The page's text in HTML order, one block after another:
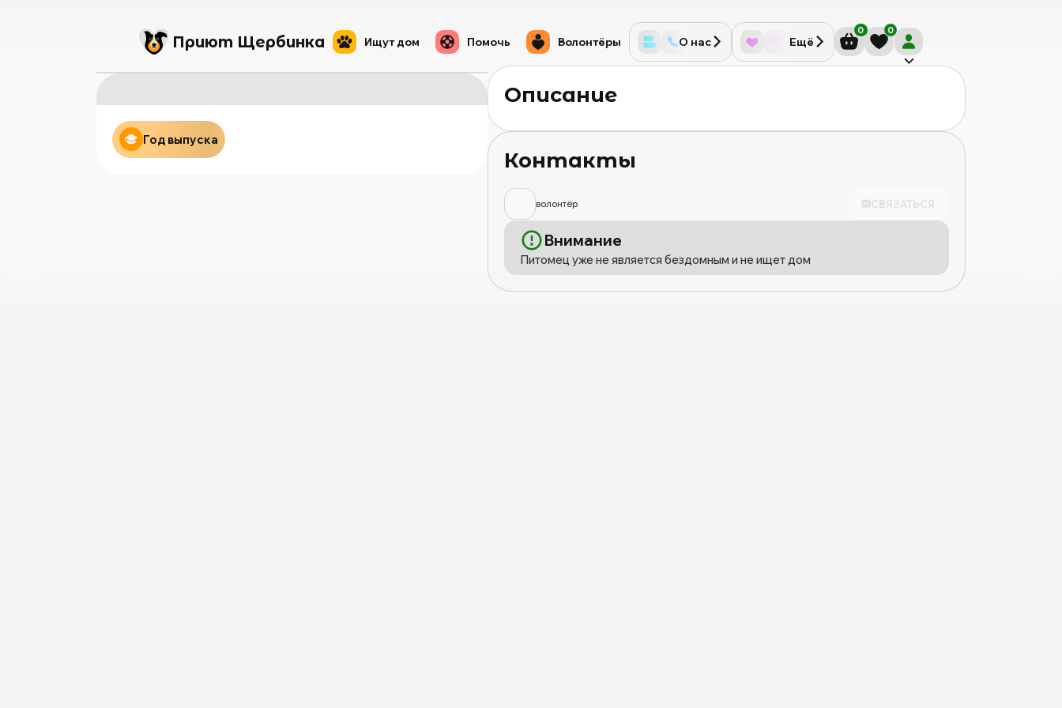
Приют Щербинка
0 0
Ищут дом Помочь Волонтёры О нас Ещё
Описание
Контакты
волонтёр СВЯЗАТЬСЯ
Внимание
Питомец уже не является бездомным и не ищет дом
Год выпуска